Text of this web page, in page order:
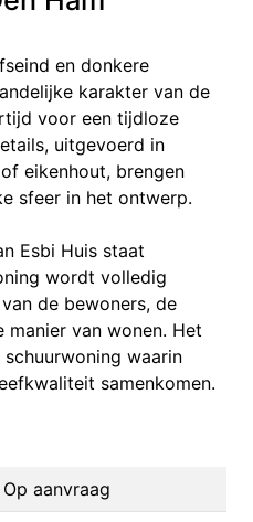
en donkere
karakter van de
voor een tijdloze
uitgevoerd in
eikenhout, brengen
sfeer in het ontwerp.
Esbi Huis staat
wordt volledig
de bewoners, de
van wonen. Het
waarin
samenkomen.
Op aanvraag